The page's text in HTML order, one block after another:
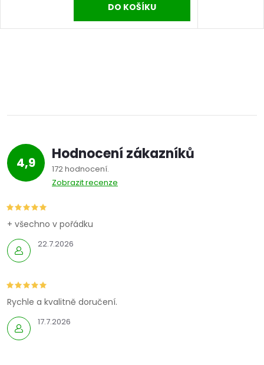
DO KOŠÍKU
4,9 Hodnocení zákazníků
172 hodnocení
Zobrazit recenze
22.7.2026
+ všechno v pořádku
17.7.2026
Rychle a kvalitně doručení.